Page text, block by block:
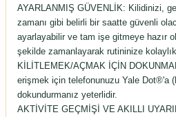
AYARLANMIŞ GÜVENLİK: Kilidinizi,
zamanı gibi belirli bir saatte güvenli
ayarlayabilir ve tam işe gitmeye hazır
şekilde zamanlayarak rutininize
KİLİTLEMEK/AÇMAK İÇİN
erişmek için telefonunuzu Yale Dot®'a
dokundurmanız yeterlidir.
AKTİVİTE GEÇMİŞİ VE AKILLI